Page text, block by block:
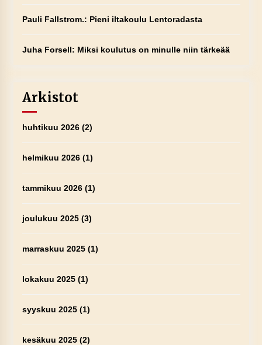
Pauli Fallstrom.: Pieni iltakoulu Lentoradasta
Juha Forsell: Miksi koulutus on minulle niin tärkeää
Arkistot
huhtikuu 2026(2)
helmikuu 2026(1)
tammikuu 2026(1)
joulukuu 2025(3)
marraskuu 2025(1)
lokakuu 2025(1)
syyskuu 2025(1)
kesäkuu 2025(2)